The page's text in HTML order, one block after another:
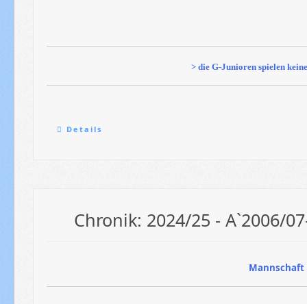
> die G-Junioren spielen
Details
Chronik: 2024/25 - A`2006/